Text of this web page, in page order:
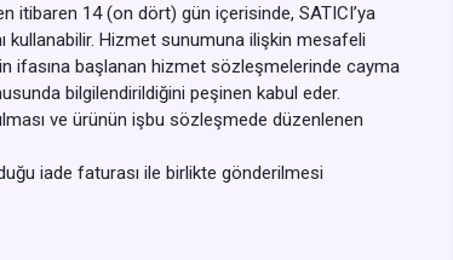
itibaren 14 (on dört) gün içerisinde, SATICI’ya
kullanabilir. Hizmet sunumuna ilişkin mesafeli
ifasına başlanan hizmet sözleşmelerinde cayma
bilgilendirildiğini peşinen kabul eder.
ve ürünün işbu sözleşmede düzenlenen
iade faturası ile birlikte gönderilmesi